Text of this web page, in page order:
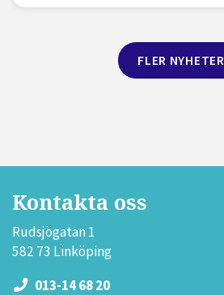
FLER NYHETER
Kontakta oss
Rudsjögatan 1
582 73 Linköping
013-14 68 20